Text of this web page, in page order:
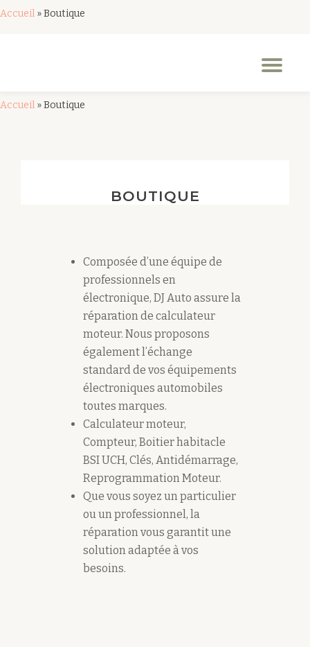
Accueil »Boutique
Accueil »Boutique
BOUTIQUE
Composée d’une équipe de
professionnels en
électronique, DJ Auto assure la
réparation de calculateur
moteur. Nous proposons
également l’échange
standard de vos équipements
électroniques automobiles
toutes marques.
Calculateur moteur,
Compteur, Boitier habitacle
BSI UCH, Clés, Antidémarrage,
Reprogrammation Moteur.
Que vous soyez un particulier
ou un professionnel, la
réparation vous garantit une
solution adaptée à vos
besoins.